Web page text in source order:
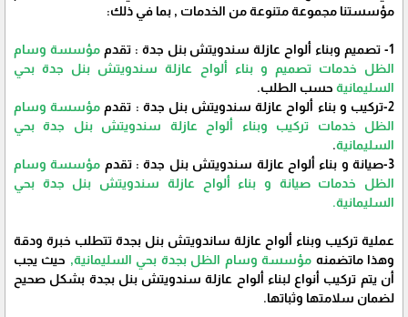
مؤسستنا مجموعة متنوعة من الخدمات , بما في ذلك:
1- تصميم وبناء ألواح عازلة سندويتش بنل جدة : تقدم
مؤسسة وسام
الظل خدمات تصميم و بناء ألواح عازلة سندويتش بنل جدة بحي
السليمانية حسب الطلب.
2-تركيب و بناء ألواح عازلة سندويتش بنل جدة : تقدم
مؤسسة وسام
الظل خدمات تركيب وبناء ألواح عازلة سندويتش بنل جدة بحي
السليمانية.
3-صيانة و بناء ألواح عازلة سندويتش بنل جدة : تقدم
مؤسسة وسام
الظل خدمات صيانة و بناء ألواح عازلة سندويتش بنل جدة بحي
السليمانية.
عملية تركيب وبناء ألواح عازلة ساندويتش بنل بجدة تتطلب خبرة ودقة
وهذا ماتضمنه مؤسسة وسام الظل بجدة بحي السليمانية, حيث يجب
أن يتم تركيب أنواع لبناء ألواح عازلة سندويتش بنل بجدة بشكل صحيح
لضمان سلامتها وثباتها.